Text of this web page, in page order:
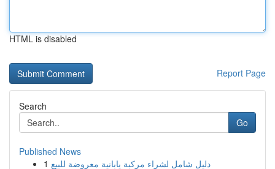
HTML is disabled
Report Page
Search
Go
Published News
1 دليل شامل لشراء مركبة يابانية معروضة للبيع